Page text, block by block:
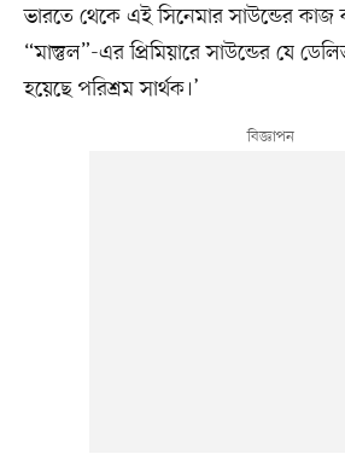
ভারতে থেকে এই সিনেমার সাউন্ডের কাজ
“মাস্তুল”-এর প্রিমিয়ারে সাউন্ডের যে
হয়েছে পরিশ্রম সার্থক।’